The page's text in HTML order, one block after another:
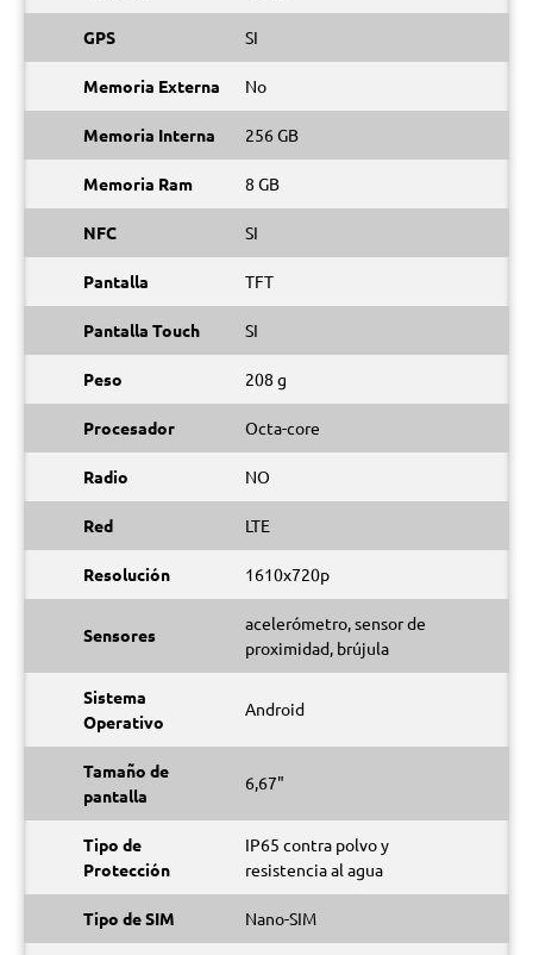
GPS SI
Memoria Externa No
Memoria Interna 256 GB
Memoria Ram 8 GB
NFC SI
Pantalla TFT
Pantalla Touch SI
Peso 208 g
Procesador Octa-core
Radio NO
Red LTE
Resolución 1610x720p
Sensores
acelerómetro, sensor de
proximidad, brújula
Sistema
Operativo
Android
Tamaño de
pantalla
6,67"
Tipo de
Protección
IP65 contra polvo y
resistencia al agua
Tipo de SIM Nano-SIM